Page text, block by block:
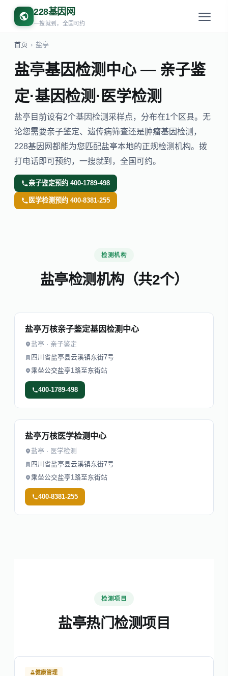
228基因网
一搜就到，全国可约
首页 › 盐亭
盐亭基因检测中心 — 亲子鉴
定·基因检测·医学检测
盐亭目前设有2个基因检测采样点，分布在1个区县。无
论您需要亲子鉴定、遗传病筛查还是肿瘤基因检测，
228基因网都能为您匹配盐亭本地的正规检测机构。拨
打电话即可预约，一搜就到，全国可约。
亲子鉴定预约 400-1789-498
医学检测预约 400-8381-255
检测机构
盐亭检测机构（共2个）
盐亭万核亲子鉴定基因检测中心
盐亭 · 亲子鉴定
四川省盐亭县云溪镇东街7号
乘坐公交盐亭1路至东街站
400-1789-498
盐亭万核医学检测中心
盐亭 · 医学检测
四川省盐亭县云溪镇东街7号
乘坐公交盐亭1路至东街站
400-8381-255
检测项目
盐亭热门检测项目
健康管理